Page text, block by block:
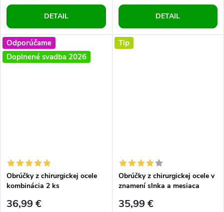
DETAIL DETAIL
Odporúčame
Doplnené svadba 2026
Obrúčky z chirurgickej ocele
kombinácia 2 ks
36,99 €
Tip
Obrúčky z chirurgickej ocele v
znamení slnka a mesiaca
35,99 €